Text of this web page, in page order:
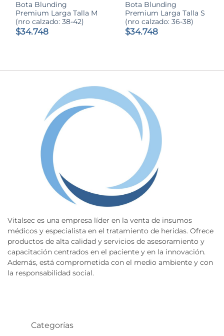
Bota Blunding
Premium Larga Talla M
(nro calzado: 38-42)
$34.748
Bota Blunding
Premium Larga Talla S
(nro calzado: 36-38)
$34.748
Vitalsec es una empresa líder en la venta de insumos
médicos y especialista en el tratamiento de heridas. Ofrece
productos de alta calidad y servicios de asesoramiento y
capacitación centrados en el paciente y en la innovación.
Además, está comprometida con el medio ambiente y con
la responsabilidad social.
Categorías